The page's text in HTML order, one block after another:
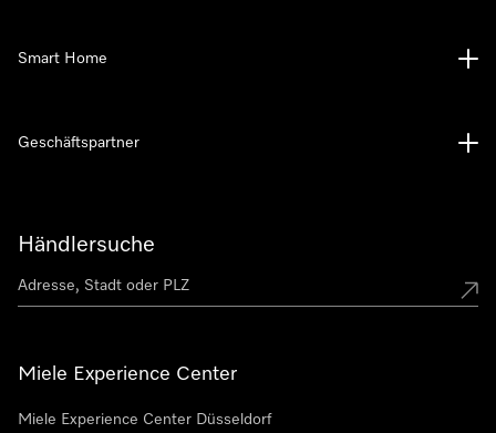
Händlersuche
Miele Experience Center
Miele Experience Center Düsseldorf
Smart Home
Geschäftspartner